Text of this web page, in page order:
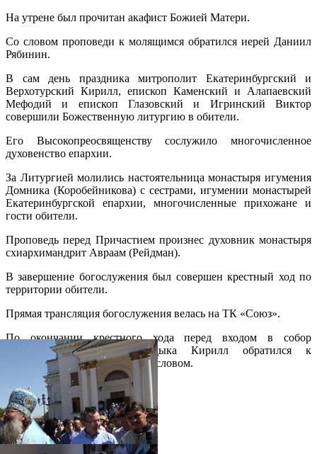
На утрене был прочитан акафист Божией Матери.
Со словом проповеди к молящимся обратился иерей Даниил
Рябинин.
В сам день праздника митрополит Екатеринбургский и
Верхотурский Кирилл, епископ Каменский и Алапаевский
Мефодий и епископ Глазовский и Игринский Виктор
совершили Божественную литургию в обители.
Его Высокопреосвященству сослужило многочисленное
духовенство епархии.
За Литургией молились настоятельница монастыря игумения
Домника (Коробейникова) с сестрами, игумении монастырей
Екатеринбургской епархии, многочисленные прихожане и
гости обители.
Проповедь перед Причастием произнес духовник монастыря
схиархимандрит Авраам (Рейдман).
В завершение богослужения был совершен крестный ход по
территории обители.
Прямая трансляция богослужения велась на ТК «Союз».
По окончании крестного хода перед входом в собор
Александра Невского владыка Кирилл обратился к
молящимся с архипастырским словом.
Распечатать
Фото